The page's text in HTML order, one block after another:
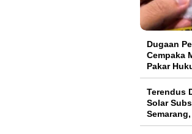
Dugaan
Cempaka
Pakar
Terendus
Solar